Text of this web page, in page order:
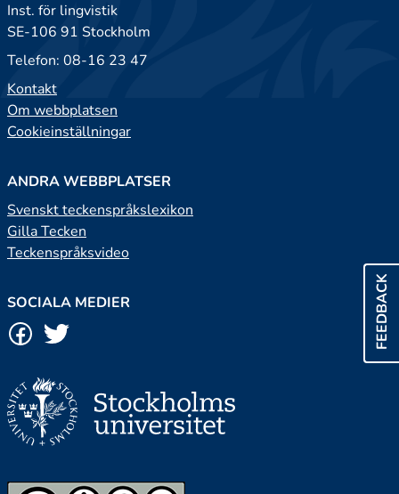
FEEDBACK
Inst. för lingvistik
SE-106 91 Stockholm
Telefon: 08-16 23 47
Kontakt
Om webbplatsen
Cookieinställningar
ANDRA WEBBPLATSER
Svenskt teckenspråkslexikon
Gilla Tecken
Teckenspråksvideo
SOCIALA MEDIER